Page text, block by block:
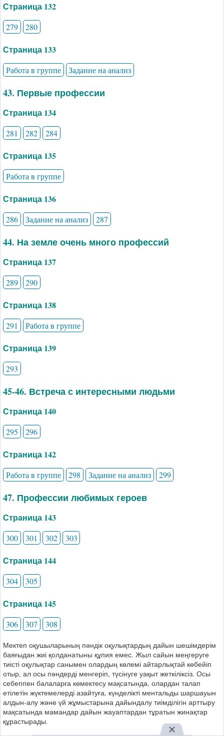
Страница 132
279 280
Страница 133
Работа в группе Задание на анализ
43. Первые профессии
Страница 134
281 282 284
Страница 135
Работа в группе
Страница 136
286 Задание на анализ 287
44. На земле очень много профессий
Страница 137
289 290
Страница 138
291 Работа в группе
Страница 139
293
45-46. Встреча с интересными людьми
Страница 140
295 296
Страница 142
Работа в группе 298 Задание на анализ 299
47. Профессии любимых героев
Страница 143
300 301 302 303
Страница 144
304 305
Страница 145
306 307 308
Мектеп оқушыларының пәндік оқулықтардың дайын шешімдерім
баяғыдан жиі қолданатыны құпия емес. Жыл сайын меңгеруге
тиісті оқулықтар санымен олардың көлемі айтарлықтай көбейіп
отыр, ал осы пәндерді менгеріп, түсінуге уақыт жеткіліксіз. Осы
себеппен балаларға көмектесу мақсатында, олардан талап
етілетін жүктемелерді азайтуға, күнделікті ментальды шаршауын
алдын-алу және үй жұмыстарына дайындалу тиімділігін арттыру
мақсатында мамандар дайын жауаптардан тұратын жинақтар
құрастырады.